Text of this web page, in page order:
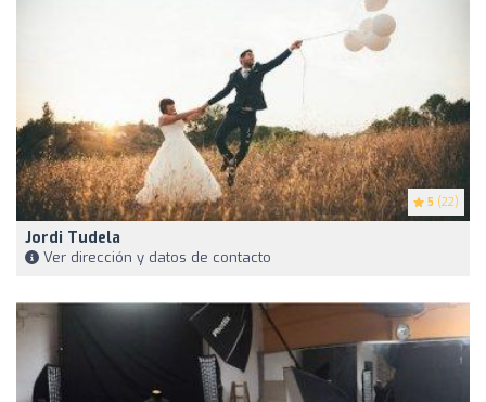
5 (22)
Jordi Tudela
Ver dirección y datos de contacto